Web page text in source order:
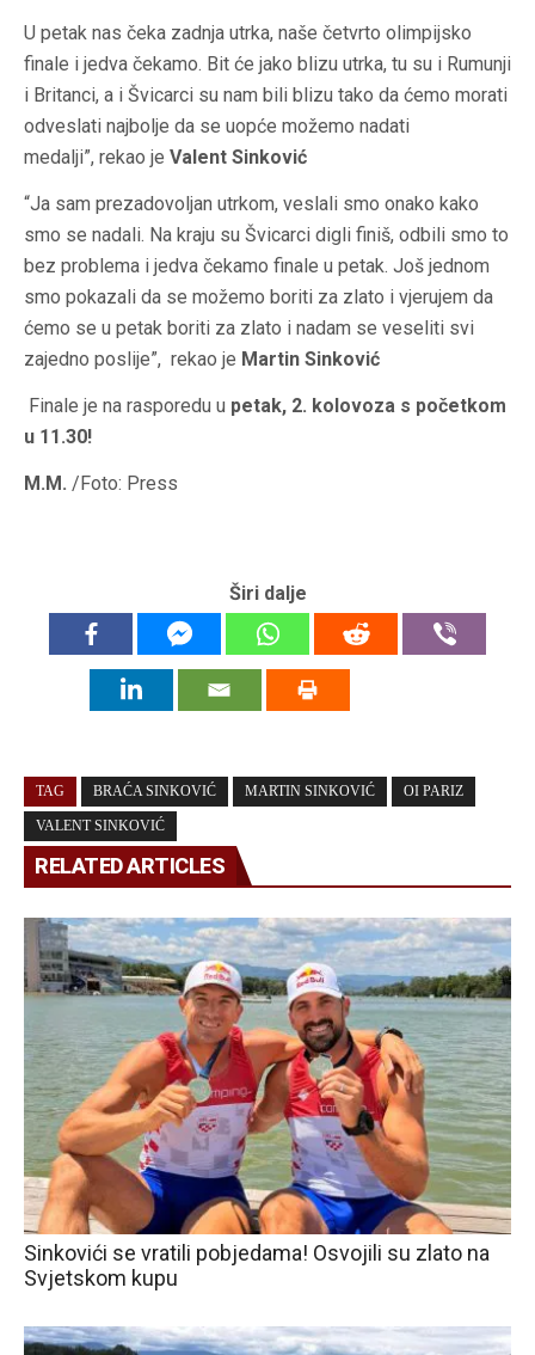
U petak nas čeka zadnja utrka, naše četvrto olimpijsko
finale i jedva čekamo. Bit će jako blizu utrka, tu su i Rumunji
i Britanci, a i Švicarci su nam bili blizu tako da ćemo morati
odveslati najbolje da se uopće možemo nadati
medalji”, rekao je Valent Sinković
“Ja sam prezadovoljan utrkom, veslali smo onako kako
smo se nadali. Na kraju su Švicarci digli finiš, odbili smo to
bez problema i jedva čekamo finale u petak. Još jednom
smo pokazali da se možemo boriti za zlato i vjerujem da
ćemo se u petak boriti za zlato i nadam se veseliti svi
zajedno poslije”, rekao je Martin Sinković
Finale je na rasporedu u petak, 2. kolovoza s početkom
u 11.30!
M.M. /Foto: Press
Širi dalje
TAG BRAĆA SINKOVIĆ MARTIN SINKOVIĆ OI PARIZ
VALENT SINKOVIĆ
RELATED ARTICLES
Sinkovići se vratili pobjedama! Osvojili su zlato na
Svjetskom kupu